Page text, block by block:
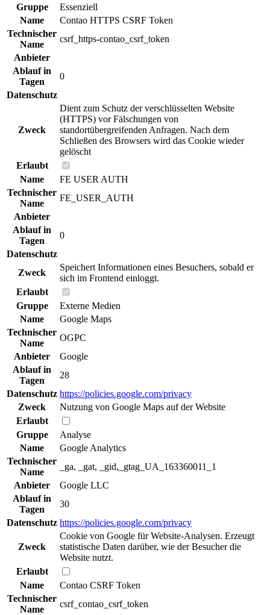
Gruppe
Essenziell
Name
Contao HTTPS CSRF Token
Technischer
Name
csrf_https-contao_csrf_token
Anbieter
Ablauf in
Tagen
0
Datenschutz
Zweck
Dient zum Schutz der verschlüsselten Website
(HTTPS) vor Fälschungen von
standortübergreifenden Anfragen. Nach dem
Schließen des Browsers wird das Cookie wieder
gelöscht
Erlaubt
Name
FE USER AUTH
Technischer
Name
FE_USER_AUTH
Anbieter
Ablauf in
Tagen
0
Datenschutz
Zweck
Speichert Informationen eines Besuchers, sobald er
sich im Frontend einloggt.
Erlaubt
Gruppe
Externe Medien
Name
Google Maps
Technischer
Name
OGPC
Anbieter
Google
Ablauf in
Tagen
28
Datenschutz https://policies.google.com/privacy
Zweck
Nutzung von Google Maps auf der Website
Erlaubt
Gruppe
Analyse
Name
Google Analytics
Technischer
Name
_ga, _gat, _gid,_gtag_UA_163360011_1
Anbieter
Google LLC
Ablauf in
Tagen
30
Datenschutz https://policies.google.com/privacy
Zweck
Cookie von Google für Website-Analysen. Erzeugt
statistische Daten darüber, wie der Besucher die
Website nutzt.
Erlaubt
Name
Contao CSRF Token
Technischer
Name
csrf_contao_csrf_token